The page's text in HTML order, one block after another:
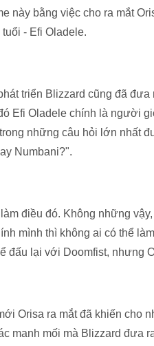
này bằng việc cho ra mắt
- Efi Oladele.
triển Blizzard cũng đã
Efi Oladele chính là người
những câu hỏi lớn nhất
Numbani?".
điều đó. Không những
mình thì không ai có thể
đấu lại với Doomfist, nhưng
Orisa ra mắt đã khiến cho
manh mối mà Blizzard đưa